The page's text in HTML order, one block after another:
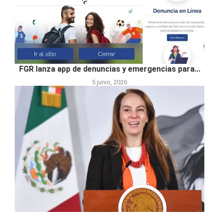
FGR lanza app de denuncias y emergencias para...
5 junio, 2026